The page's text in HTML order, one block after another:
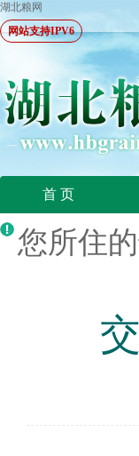
湖北粮网
网站支持IPV6
首 页
您所住